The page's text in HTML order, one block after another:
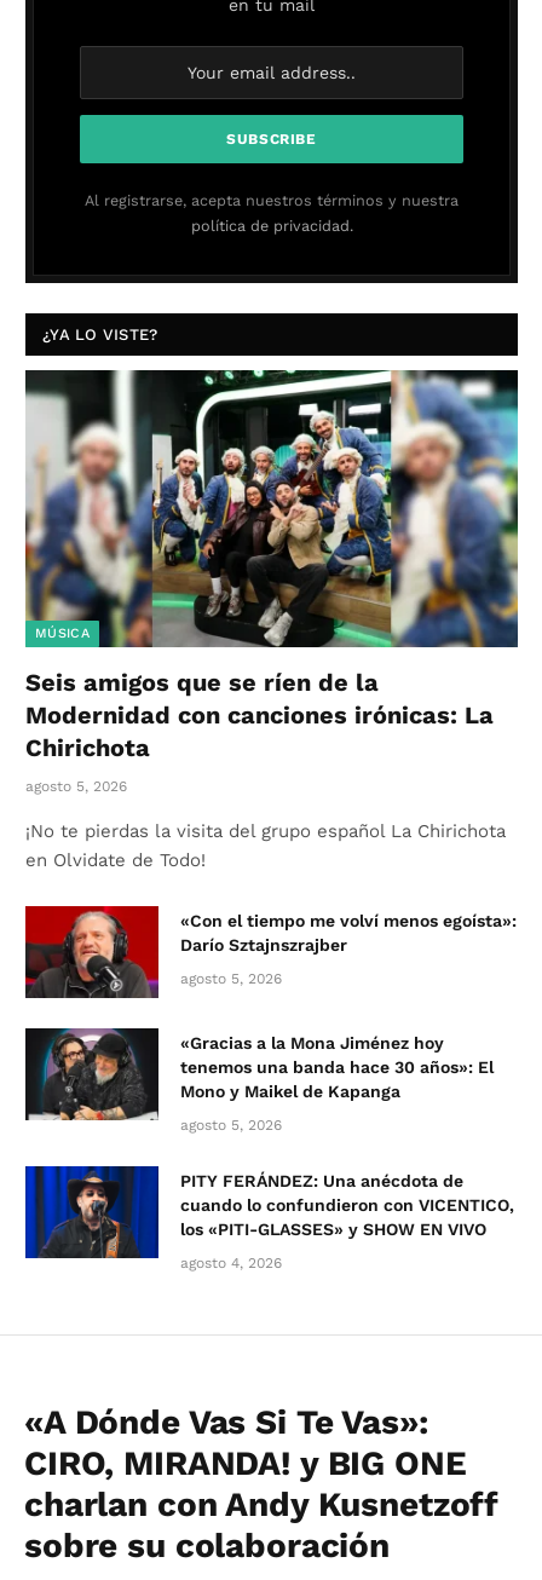
en tu mail
Al registrarse, acepta nuestros términos y nuestra
política de privacidad.
¿YA LO VISTE?
MÚSICA
Seis amigos que se ríen de la
Modernidad con canciones irónicas: La
Chirichota
agosto 5, 2026
¡No te pierdas la visita del grupo español La Chirichota
en Olvidate de Todo!
«Con el tiempo me volví menos egoísta»:
Darío Sztajnszrajber
agosto 5, 2026
«Gracias a la Mona Jiménez hoy
tenemos una banda hace 30 años»: El
Mono y Maikel de Kapanga
agosto 5, 2026
PITY FERÁNDEZ: Una anécdota de
cuando lo confundieron con VICENTICO,
los «PITI-GLASSES» y SHOW EN VIVO
agosto 4, 2026
«A Dónde Vas Si Te Vas»:
CIRO, MIRANDA! y BIG ONE
charlan con Andy Kusnetzoff
sobre su colaboración